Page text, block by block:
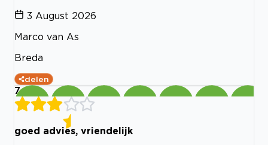
3 August 2026
Marco van As
Breda
delen
7
goed advies, vriendelijk